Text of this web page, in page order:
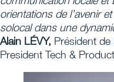
orientations de l’avenir
solocal dans une
Alain LÉVY, Président de
President Tech &